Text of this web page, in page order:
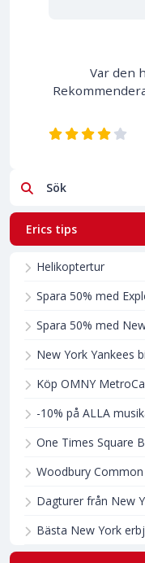
Var den
Sök
Erics tips
Helikoptertur
Spara 50% med
Spara 50% med
New York Yankees
Köp OMNY
-10% på ALLA
One Times Square
Woodbury
Dagturer från New
Bästa New York